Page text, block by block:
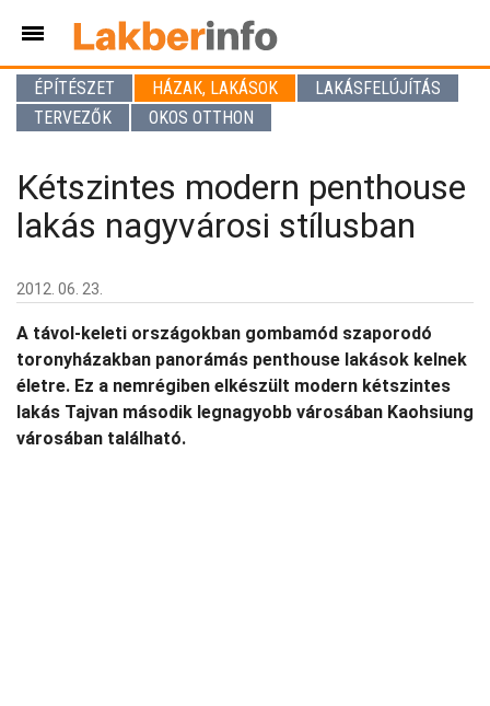
ÉPÍTÉSZET HÁZAK, LAKÁSOK
LAKÁSFELÚJÍTÁS
TERVEZŐK
OKOS OTTHON
Kétszintes modern penthouse
lakás nagyvárosi stílusban
2012. 06. 23.
A távol-keleti országokban gombamód szaporodó
toronyházakban panorámás penthouse lakások kelnek
életre. Ez a nemrégiben elkészült modern kétszintes
lakás Tajvan második legnagyobb városában Kaohsiung
városában található.